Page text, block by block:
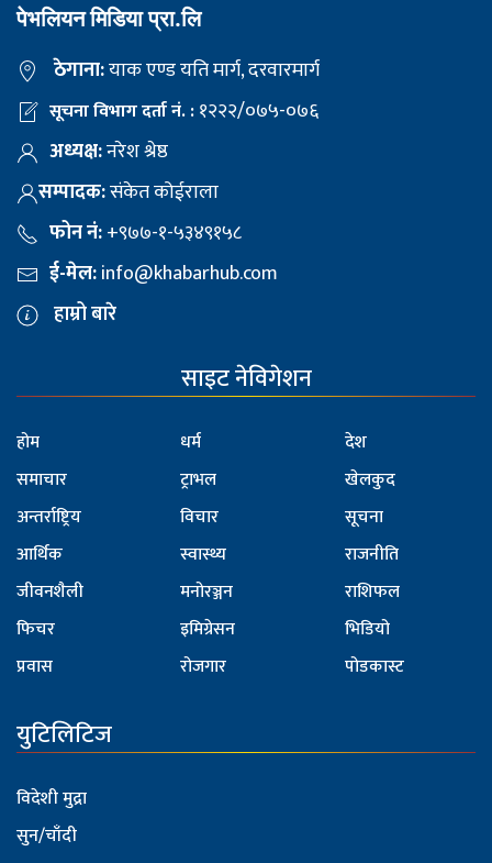
पेभलियन मिडिया प्रा.लि
ठेगाना:याक एण्ड यति मार्ग, दरवारमार्ग
सूचना विभाग दर्ता नं. :१२२२/०७५-०७६
अध्यक्ष:नरेश श्रेष्ठ
सम्पादक:संकेत कोईराला
फोन नं:+९७७-१-५३४९१५८
ई-मेल:info@khabarhub.com
हाम्रो बारे
साइट नेविगेशन
होम
समाचार
अन्तर्राष्ट्रिय
आर्थिक
जीवनशैली
फिचर
प्रवास
धर्म
ट्राभल
विचार
स्वास्थ्य
मनोरञ्जन
इमिग्रेसन
रोजगार
देश
खेलकुद
सूचना
राजनीति
राशिफल
भिडियो
पोडकास्ट
युटिलिटिज
विदेशी मुद्रा
सुन/चाँदी